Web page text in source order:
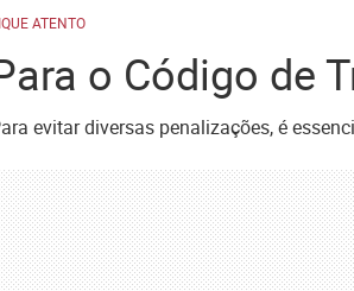
ATENTO
o Código de
evitar diversas penalizações, é